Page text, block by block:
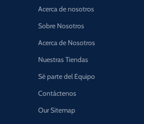
Acerca de nosotros
Sobre Nosotros
Acerca de Nosotros
Nuestras Tiendas
Sé parte del Equipo
Contáctenos
Our Sitemap